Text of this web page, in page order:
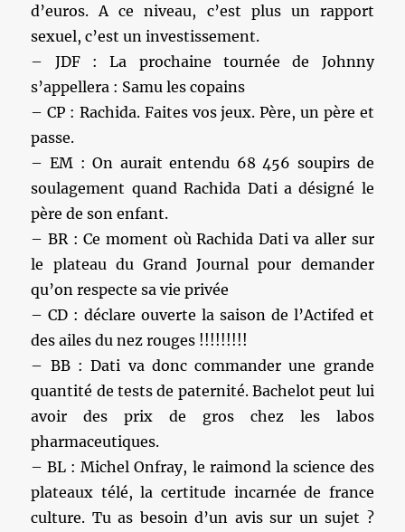
d’euros. A ce niveau, c’est plus un rapport
sexuel, c’est un investissement.
– JDF : La prochaine tournée de Johnny
s’appellera : Samu les copains
– CP : Rachida. Faites vos jeux. Père, un père et
passe.
– EM : On aurait entendu 68 456 soupirs de
soulagement quand Rachida Dati a désigné le
père de son enfant.
– BR : Ce moment où Rachida Dati va aller sur
le plateau du Grand Journal pour demander
qu’on respecte sa vie privée
– CD : déclare ouverte la saison de l’Actifed et
des ailes du nez rouges !!!!!!!!!
– BB : Dati va donc commander une grande
quantité de tests de paternité. Bachelot peut lui
avoir des prix de gros chez les labos
pharmaceutiques.
– BL : Michel Onfray, le raimond la science des
plateaux télé, la certitude incarnée de france
culture. Tu as besoin d’un avis sur un sujet ?